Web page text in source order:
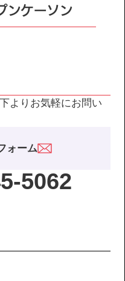
ンケーソン
よりお気軽にお問い
ォーム
5062